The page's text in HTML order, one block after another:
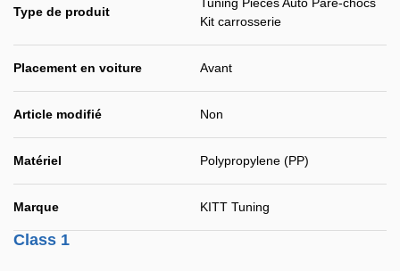
Type de produit
Kit carrosserie
Placement en voiture Avant
Article modifié Non
Matériel Polypropylene (PP)
Marque KITT Tuning
Class 1